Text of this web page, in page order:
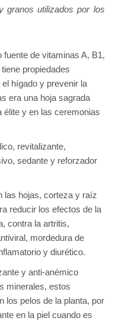
granos utilizados por los
de vitaminas A, B1,
propiedades
hígado y prevenir la
era una hoja sagrada
élite y en las ceremonias
revitalizante,
sedante y reforzador
las hojas, corteza y raíz
reducir los efectos de la
contra la artritis,
mordedura de
y diurético.
y anti-anémico
minerales, estos
los pelos de la planta, por
en la piel cuando es